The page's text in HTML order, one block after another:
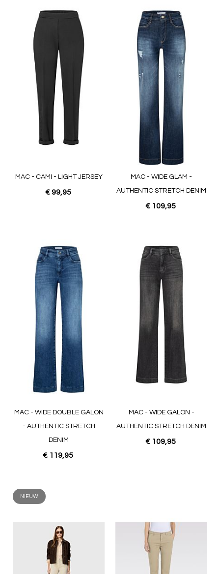
MAC - CAMI - LIGHT JERSEY
€ 99,95
MAC - WIDE GLAM -
AUTHENTIC STRETCH DENIM
€ 109,95
MAC - WIDE DOUBLE GALON
- AUTHENTIC STRETCH
DENIM
€ 119,95
MAC - WIDE GALON -
AUTHENTIC STRETCH DENIM
€ 109,95
NIEUW